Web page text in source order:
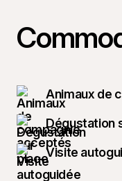
Animaux de
Dégustation
Visite